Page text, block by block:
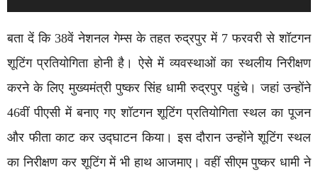
बता दें कि 38वें नेशनल गेम्स के तहत रुद्रपुर में 7 फरवरी से शॉटगन
शूटिंग प्रतियोगिता होनी है। ऐसे में व्यवस्थाओं का स्थलीय निरीक्षण
करने के लिए मुख्यमंत्री पुष्कर सिंह धामी रुद्रपुर पहुंचे। जहां उन्होंने
46वीं पीएसी में बनाए गए शॉटगन शूटिंग प्रतियोगिता स्थल का पूजन
और फीता काट कर उद्घाटन किया। इस दौरान उन्होंने शूटिंग स्थल
का निरीक्षण कर शूटिंग में भी हाथ आजमाए। वहीं सीएम पुष्कर धामी ने